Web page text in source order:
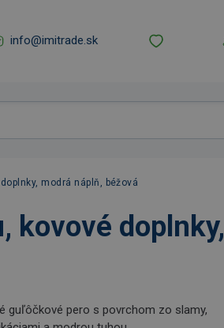
info@imitrade.sk
modrá náplň, béžová
kovové doplnky,
guľôčkové pero s povrchom zo slamy,